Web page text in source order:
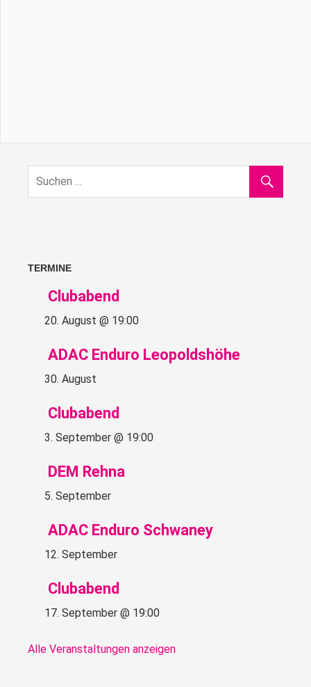
TERMINE
Clubabend
20. August @ 19:00
ADAC Enduro Leopoldshöhe
30. August
Clubabend
3. September @ 19:00
DEM Rehna
5. September
ADAC Enduro Schwaney
12. September
Clubabend
17. September @ 19:00
Alle Veranstaltungen anzeigen